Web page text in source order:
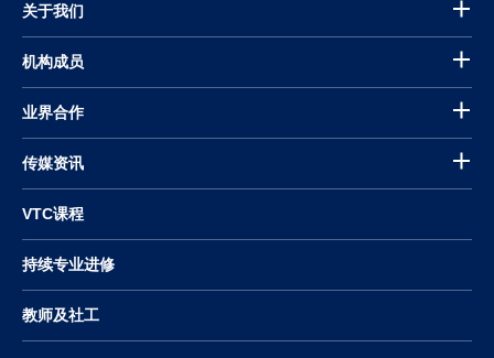
关于我们
机构成员
业界合作
传媒资讯
VTC课程
持续专业进修
教师及社工